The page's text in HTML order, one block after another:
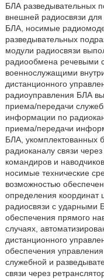
БЛА разведывательных
внешней радиосвязи
БЛА, носимые
разведывательных
модули радиосвязи
радиообмена
военнослужащими
дистанционного
радиоуправления БЛА
приема/передачи
информации по
приема/передачи
БЛА, укомплектованных
радиоканалу связи
командиров и
носимые технические
возможностью
определения
радиосвязи с ударными
обеспечения прямого
случаях,
дистанционного
обеспечения
служебной и
связи через